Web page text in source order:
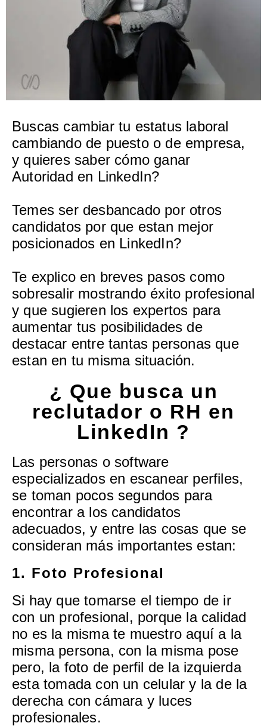
Buscas cambiar tu estatus laboral
cambiando de puesto o de empresa,
y quieres saber cómo ganar
Autoridad en LinkedIn?
Temes ser desbancado por otros
candidatos por que estan mejor
posicionados en LinkedIn?
Te explico en breves pasos como
sobresalir mostrando éxito profesional
y que sugieren los expertos para
aumentar tus posibilidades de
destacar entre tantas personas que
estan en tu misma situación.
¿ Que busca un
reclutador o RH en
LinkedIn ?
Las personas o software
especializados en escanear perfiles,
se toman pocos segundos para
encontrar a los candidatos
adecuados, y entre las cosas que se
consideran más importantes estan:
1. Foto Profesional
Si hay que tomarse el tiempo de ir
con un profesional, porque la calidad
no es la misma te muestro aquí a la
misma persona, con la misma pose
pero, la foto de perfil de la izquierda
esta tomada con un celular y la de la
derecha con cámara y luces
profesionales.